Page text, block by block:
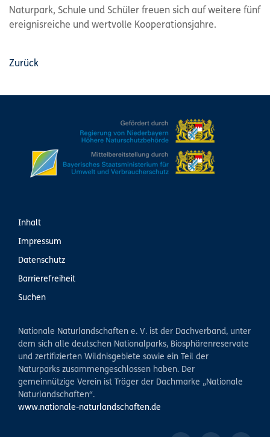
Naturpark, Schule und Schüler freuen sich auf weitere fünf
ereignisreiche und wertvolle Kooperationsjahre.
Zurück
Inhalt
Impressum
Datenschutz
Barrierefreiheit
Suchen
Nationale Naturlandschaften e. V. ist der Dachverband, unter
dem sich alle deutschen Nationalparks, Biosphärenreservate
und zertifizierten Wildnisgebiete sowie ein Teil der
Naturparks zusammengeschlossen haben. Der
gemeinnützige Verein ist Träger der Dachmarke „Nationale
Naturlandschaften“.
www.nationale-naturlandschaften.de